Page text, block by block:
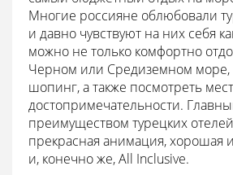
Многие россияне облюбовали
и давно чувствуют на них себя
можно не только комфортно
Черном или Средиземном
шопинг, а также посмотреть
достопримечательности.
преимуществом турецких
прекрасная анимация, хорошая
и, конечно же, All Inclusive.